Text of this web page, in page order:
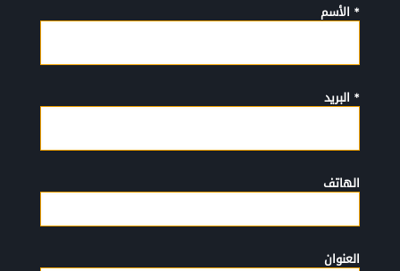
* الأسم
* البريد
الهاتف
العنوان